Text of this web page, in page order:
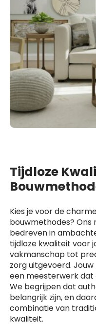
Tijdloze
Kies je voor de
bouwmethodes? Ons
bedreven in
tijdloze kwaliteit voor
vakmanschap tot
zorg uitgevoerd.
een meesterwerk dat
We begrijpen dat
belangrijk zijn, en
combinatie van
kwaliteit.